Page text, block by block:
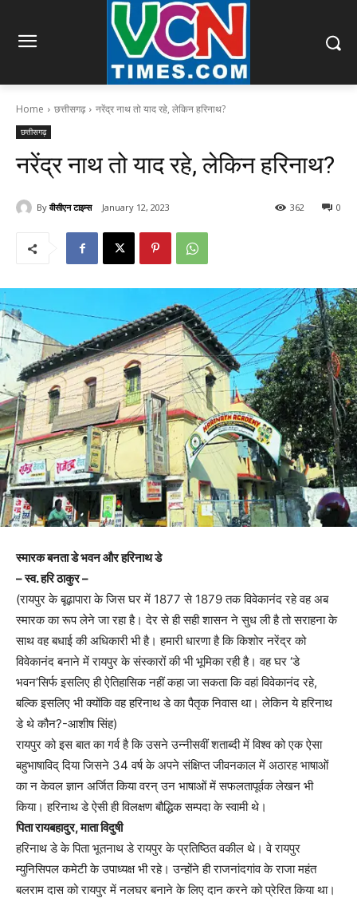
Home छत्तीसगढ़ नरेंद्र नाथ तो याद रहे, लेकिन हरिनाथ?
छत्तीसगढ़
नरेंद्र नाथ तो याद रहे, लेकिन हरिनाथ?
By वीसीएन टाइम्स January 12, 2023 0
362
स्मारक बनता डे भवन और हरिनाथ डे
– स्व. हरि ठाकुर –
(रायपुर के बूढ़ापारा के जिस घर में 1877 से 1879 तक विवेकानंद रहे वह अब
स्मारक का रूप लेने जा रहा है। देर से ही सही शासन ने सुध ली है तो सराहना के
साथ वह बधाई की अधिकारी भी है। हमारी धारणा है कि किशोर नरेंद्र को
विवेकानंद बनाने में रायपुर के संस्कारों की भी भूमिका रही है। वह घर ‘डे
भवन’सिर्फ इसलिए ही ऐतिहासिक नहीं कहा जा सकता कि वहां विवेकानंद रहे,
बल्कि इसलिए भी क्योंकि वह हरिनाथ डे का पैतृक निवास था। लेकिन ये हरिनाथ
डे थे कौन?-आशीष सिंह)
रायपुर को इस बात का गर्व है कि उसने उन्नीसवीं शताब्दी में विश्व को एक ऐसा
बहुभाषाविद् दिया जिसने 34 वर्ष के अपने संक्षिप्त जीवनकाल में अठारह भाषाओं
का न केवल ज्ञान अर्जित किया वरन् उन भाषाओं में सफलतापूर्वक लेखन भी
किया। हरिनाथ डे ऐसी ही विलक्षण बौद्धिक सम्पदा के स्वामी थे।
पिता रायबहादुर, माता विदुषी
हरिनाथ डे के पिता भूतनाथ डे रायपुर के प्रतिष्ठित वकील थे। वे रायपुर
म्युनिसिपल कमेटी के उपाध्यक्ष भी रहे। उन्होंने ही राजनांदगांव के राजा महंत
बलराम दास को रायपुर में नलघर बनाने के लिए दान करने को प्रेरित किया था।